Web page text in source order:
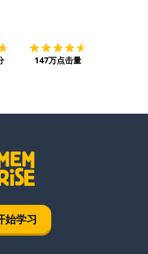
147万点击量
始学习